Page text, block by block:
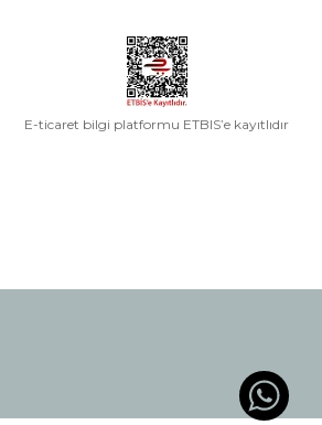
E-ticaret bilgi platformu ETBIS’e kayıtlıdır